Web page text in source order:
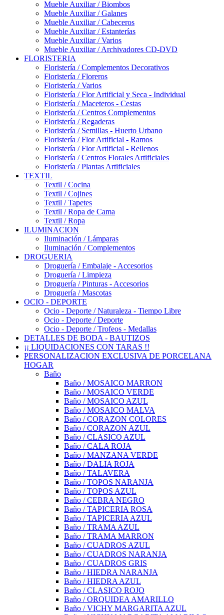
Mueble Auxiliar / Biombos
Mueble Auxiliar / Galanes
Mueble Auxiliar / Cabeceros
Mueble Auxiliar / Estanterías
Mueble Auxiliar / Varios
Mueble Auxiliar / Archivadores CD-DVD
FLORISTERIA
Floristería / Complementos Decorativos
Floristería / Floreros
Floristería / Varios
Floristería / Flor Artificial y Seca - Individual
Floristería / Maceteros - Cestas
Floristería / Centros Complementos
Floristería / Regaderas
Floristería / Semillas - Huerto Urbano
Floristería / Flor Artificial - Ramos
Floristería / Flor Artificial - Rellenos
Floristería / Centros Florales Artificiales
Floristería / Plantas Artificiales
TEXTIL
Textil / Cocina
Textil / Cojines
Textil / Tapetes
Textil / Ropa de Cama
Textil / Ropa
ILUMINACION
Iluminación / Lámparas
Iluminación / Complementos
DROGUERIA
Droguería / Embalaje - Accesorios
Droguería / Limpieza
Droguería / Pinturas - Accesorios
Droguería / Mascotas
OCIO - DEPORTE
Ocio - Deporte / Naturaleza - Tiempo Libre
Ocio - Deporte / Deporte
Ocio - Deporte / Trofeos - Medallas
DETALLES DE BODA - BAUTIZOS
¡¡ LIQUIDACIONES CON TARAS !!
PERSONALIZACION EXCLUSIVA DE PORCELANA
HOGAR
Baño
Baño / MOSAICO MARRON
Baño / MOSAICO VERDE
Baño / MOSAICO AZUL
Baño / MOSAICO MALVA
Baño / CORAZON COLORES
Baño / CORAZON AZUL
Baño / CLASICO AZUL
Baño / CALA ROJA
Baño / MANZANA VERDE
Baño / DALIA ROJA
Baño / TALAVERA
Baño / TOPOS NARANJA
Baño / TOPOS AZUL
Baño / CEBRA NEGRO
Baño / TAPICERIA ROSA
Baño / TAPICERIA AZUL
Baño / TRAMA AZUL
Baño / TRAMA MARRON
Baño / CUADROS AZUL
Baño / CUADROS NARANJA
Baño / CUADROS GRIS
Baño / HIEDRA NARANJA
Baño / HIEDRA AZUL
Baño / CLASICO ROJO
Baño / ORQUIDEA AMARILLO
Baño / VICHY MARGARITA AZUL